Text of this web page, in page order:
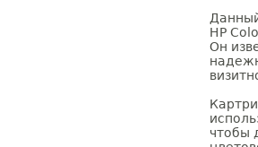
HP
Он
чтобы